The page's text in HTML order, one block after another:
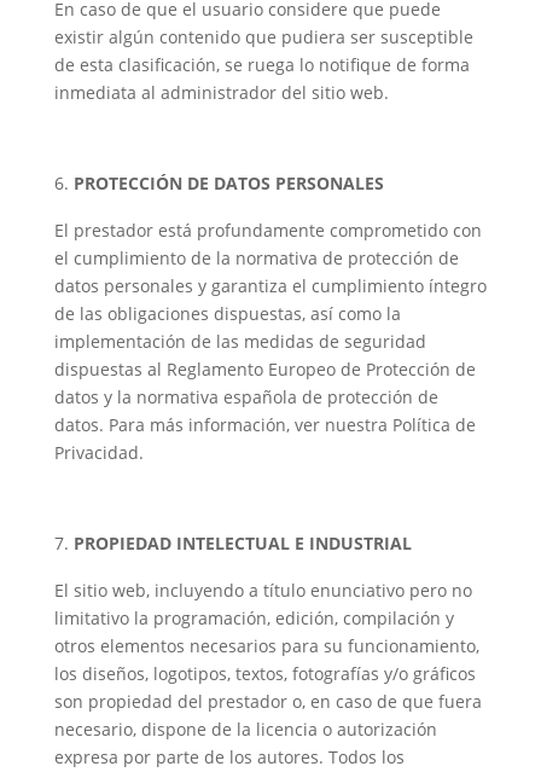
En caso de que el usuario considere que puede
existir algún contenido que pudiera ser susceptible
de esta clasificación, se ruega lo notifique de forma
inmediata al administrador del sitio web.
PROTECCIÓN DE DATOS PERSONALES
El prestador está profundamente comprometido con
el cumplimiento de la normativa de protección de
datos personales y garantiza el cumplimiento íntegro
de las obligaciones dispuestas, así como la
implementación de las medidas de seguridad
dispuestas al Reglamento Europeo de Protección de
datos y la normativa española de protección de
datos. Para más información, ver nuestra Política de
Privacidad.
PROPIEDAD INTELECTUAL E INDUSTRIAL
El sitio web, incluyendo a título enunciativo pero no
limitativo la programación, edición, compilación y
otros elementos necesarios para su funcionamiento,
los diseños, logotipos, textos, fotografías y/o gráficos
son propiedad del prestador o, en caso de que fuera
necesario, dispone de la licencia o autorización
expresa por parte de los autores. Todos los